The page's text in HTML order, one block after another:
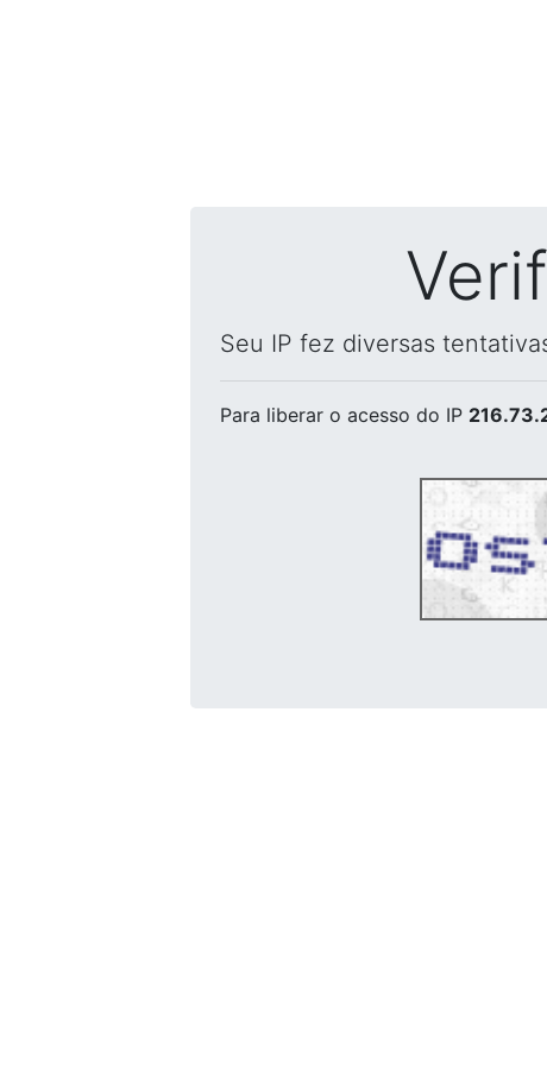
Seu IP fez diversas
Para liberar o acesso do IP